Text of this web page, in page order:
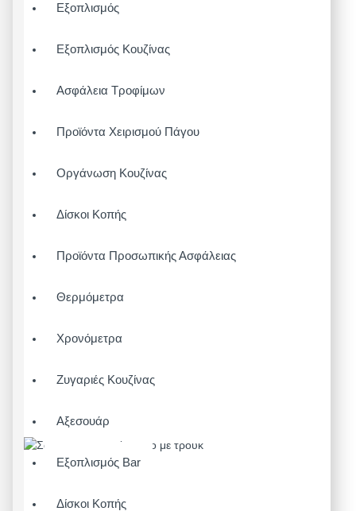
Εξοπλισμός
Εξοπλισμός Κουζίνας
Ασφάλεια Τροφίμων
Προϊόντα Χειρισμού Πάγου
Οργάνωση Κουζίνας
Δίσκοι Κοπής
Προϊόντα Προσωπικής Ασφάλειας
Θερμόμετρα
Χρονόμετρα
Ζυγαριές Κουζίνας
Αξεσουάρ
Εξοπλισμός Bar
Δίσκοι Κοπής